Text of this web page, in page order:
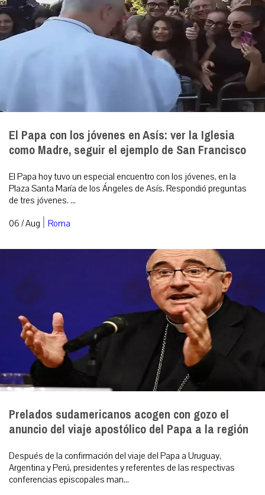
El Papa con los jóvenes en Asís: ver la Iglesia
como Madre, seguir el ejemplo de San Francisco
El Papa hoy tuvo un especial encuentro con los jóvenes, en la
Plaza Santa María de los Ángeles de Asís. Respondió preguntas
de tres jóvenes. ...
06 / Aug | Roma
Prelados sudamericanos acogen con gozo el
anuncio del viaje apostólico del Papa a la región
Después de la confirmación del viaje del Papa a Uruguay,
Argentina y Perú, presidentes y referentes de las respectivas
conferencias episcopales man...